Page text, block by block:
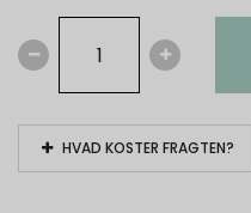
HVAD KOSTER FRAGTEN?